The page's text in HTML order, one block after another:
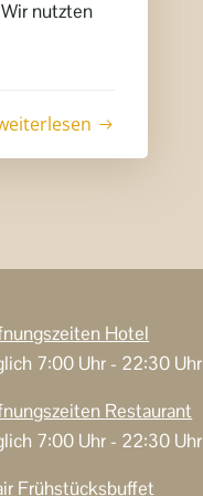
nutzten
Hotel
7:00 Uhr - 22:30 Uhr
Restaurant
7:00 Uhr - 22:30 Uhr
Frühstücksbuffet